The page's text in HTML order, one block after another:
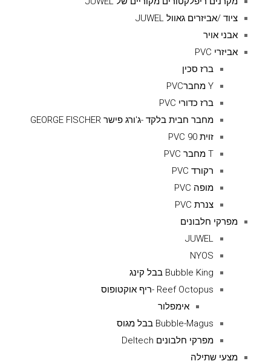
ציוד /אביזרים גאוול JUWEL
אבני אויר
אביזרי PVC
ברז סכין
Y מחברPVC
ברז כדורי PVC
מחבר חבית בלקד -ג'ורג פישר GEORGE FISCHER
זוית 90 PVC
T מחבר PVC
רקורד PVC
מופה PVC
צנרת PVC
מפרקי חלבונים
JUWEL
NYOS
Bubble King בבל קינג
Reef Octopus -ריף אוקטופוס
אימפלור
Bubble-Magus בבל מגוס
מפרקי חלבונים Deltech
מצעי שתילה